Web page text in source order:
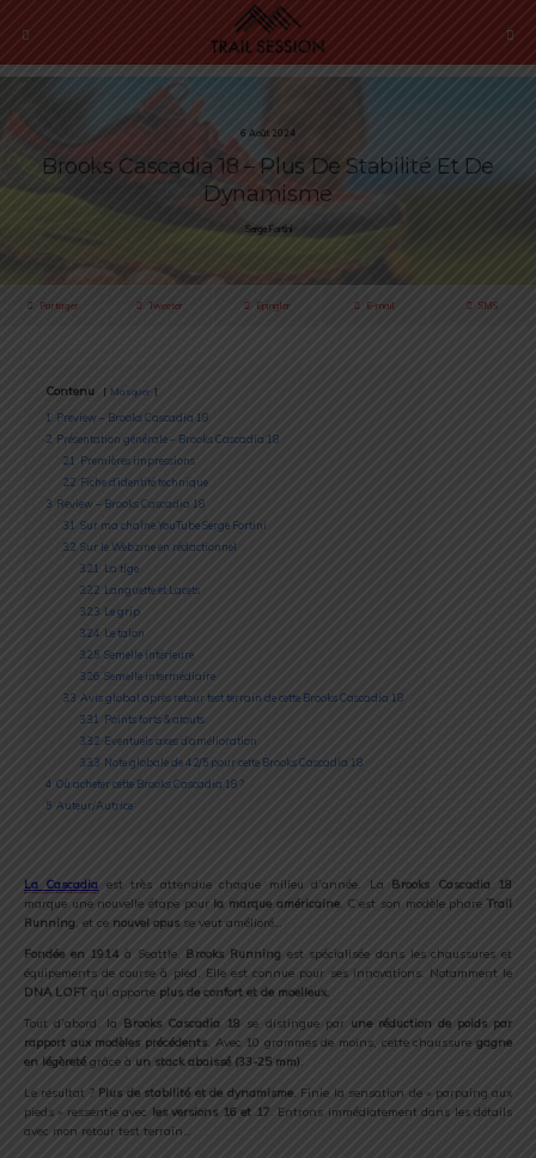
6 Août 2024
Brooks Cascadia 18 – Plus De Stabilité Et De
Dynamisme
Serge Fortini
Partager Tweeter Épingler E-mail SMS
Contenu Masquer
1
Preview – Brooks Cascadia 18
2 Présentation générale – Brooks Cascadia 18
2.1
Premières impressions
2.2 Fiche d’identité technique
3 Review – Brooks Cascadia 18
3.1 Sur ma chaîne YouTube Serge Fortini
3.2 Sur le Webzine en rédactionnel
3.2.1
La tige
3.2.2 Languette et Lacets
3.2.3 Le grip
3.2.4 Le talon
3.2.5 Semelle intérieure
3.2.6 Semelle intermédiaire
3.3 Avis global après retour test terrain de cette Brooks Cascadia 18
3.3.1
Points forts & atouts
3.3.2 Eventuels axes d’amélioration
3.3.3 Note globale de 4.2/5 pour cette Brooks Cascadia 18
4 Où acheter cette Brooks Cascadia 18 ?
5 Auteur/Autrice
La Cascadia est très attendue chaque milieu d’année. La Brooks Cascadia 18
marque une nouvelle étape pour la marque américaine. C’est son modèle phareTrail
Running, et ce nouvel opus se veut amélioré…
Fondée en 1914 à Seattle, Brooks Running est spécialisée dans les chaussures et
équipements de course à pied. Elle est connue pour ses innovations. Notamment le
DNA LOFT qui apporte plus de confort et de moelleux.
Tout d’abord, la Brooks Cascadia 18 se distingue par une réduction de poids par
rapport aux modèles précédents. Avec 10 grammes de moins, cette chaussure gagne
en légèreté grâce à un stack abaissé (33-25 mm).
Le résultat ? Plus de stabilité et de dynamisme. Finie la sensation de « parpaing aux
pieds » ressentie avec les versions 16 et 17 . Entrons immédiatement dans les détails
avec mon retour test terrain…